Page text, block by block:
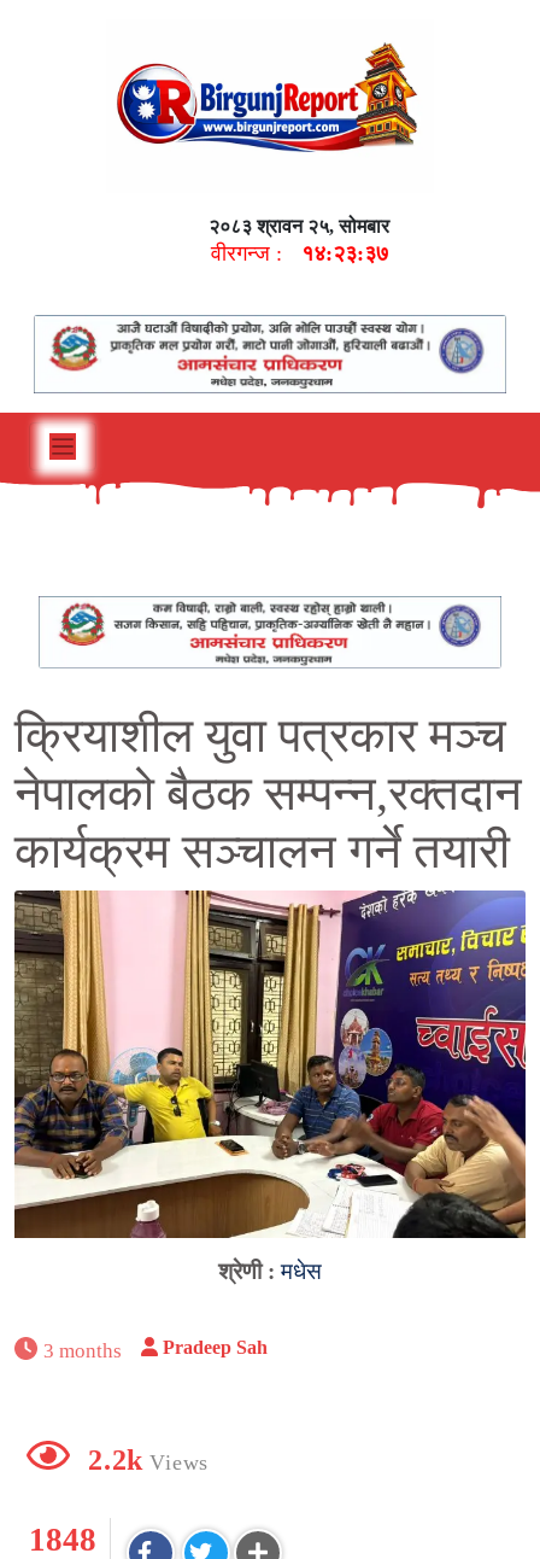
२०८३ श्रावन २५, सोमबार
वीरगन्ज : १४:२३:३८
क्रियाशील युवा पत्रकार मञ्च
नेपालको बैठक सम्पन्न,रक्तदान
कार्यक्रम सञ्चालन गर्ने तयारी
श्रेणी :मधेस
3 months Pradeep Sah
2.2k Views
1848